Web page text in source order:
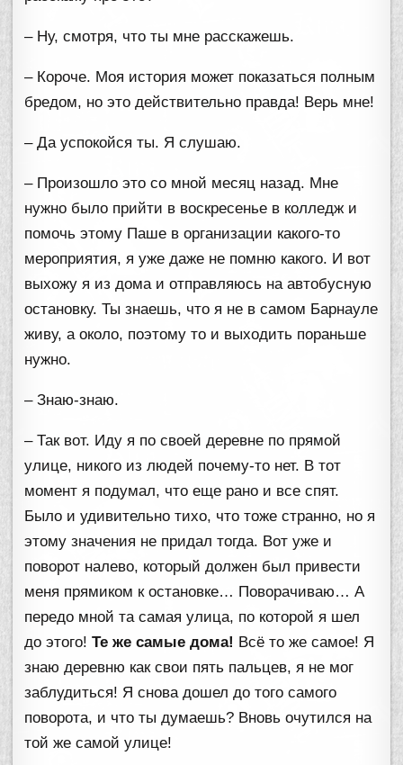
– Ну, смотря, что ты мне расскажешь.
– Короче. Моя история может показаться полным
бредом, но это действительно правда! Верь мне!
– Да успокойся ты. Я слушаю.
– Произошло это со мной месяц назад. Мне
нужно было прийти в воскресенье в колледж и
помочь этому Паше в организации какого-то
мероприятия, я уже даже не помню какого. И вот
выхожу я из дома и отправляюсь на автобусную
остановку. Ты знаешь, что я не в самом Барнауле
живу, а около, поэтому то и выходить пораньше
нужно.
– Знаю-знаю.
– Так вот. Иду я по своей деревне по прямой
улице, никого из людей почему-то нет. В тот
момент я подумал, что еще рано и все спят.
Было и удивительно тихо, что тоже странно, но я
этому значения не придал тогда. Вот уже и
поворот налево, который должен был привести
меня прямиком к остановке… Поворачиваю… А
передо мной та самая улица, по которой я шел
до этого!Те же самые дома! Всё то же самое! Я
знаю деревню как свои пять пальцев, я не мог
заблудиться! Я снова дошел до того самого
поворота, и что ты думаешь? Вновь очутился на
той же самой улице!